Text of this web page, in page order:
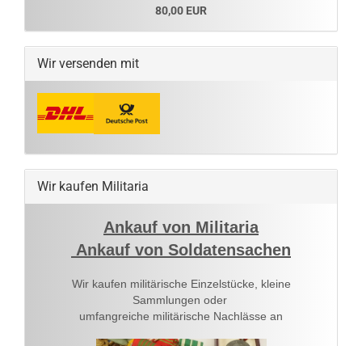
80,00 EUR
Wir versenden mit
Wir kaufen Militaria
Ankauf von Militaria
Ankauf von Soldatensachen
Wir kaufen militärische Einzelstücke, kleine
Sammlungen oder
umfangreiche militärische Nachlässe an